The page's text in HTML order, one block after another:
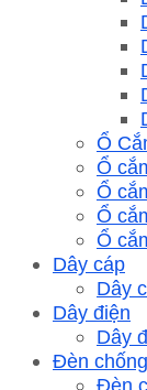
Ổ
Ổ
Ổ
Ổ
Ổ
Dây cáp
Dây
Dây điện
Dây
Đèn
Đèn